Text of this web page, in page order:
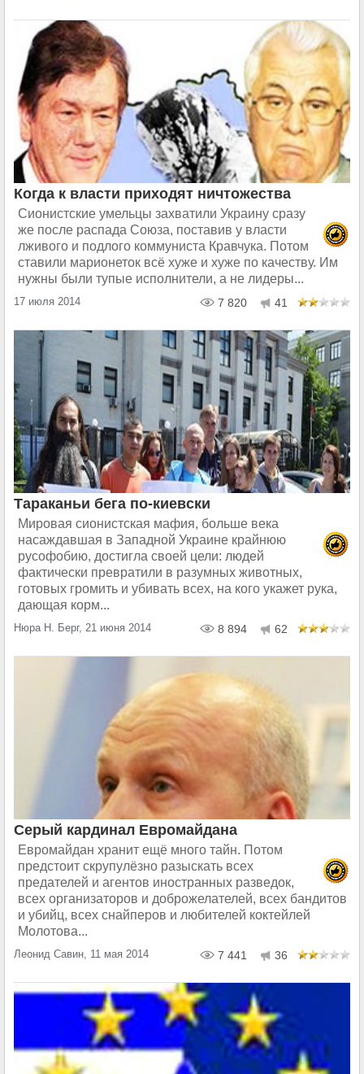
Когда к власти приходят ничтожества
Сионистские умельцы захватили Украину сразу
же после распада Союза, поставив у власти
лживого и подлого коммуниста Кравчука. Потом
ставили марионеток всё хуже и хуже по качеству. Им
нужны были тупые исполнители, а не лидеры...
17 июля 2014 7 820 41
Тараканьи бега по-киевски
Мировая сионистская мафия, больше века
насаждавшая в Западной Украине крайнюю
русофобию, достигла своей цели: людей
фактически превратили в разумных животных,
готовых громить и убивать всех, на кого укажет рука,
дающая корм...
Нюра Н. Берг, 21 июня 2014 8 894 62
Cерый кардинал Евромайдана
Евромайдан хранит ещё много тайн. Потом
предстоит скрупулёзно разыскать всех
предателей и агентов иностранных разведок,
всех организаторов и доброжелателей, всех бандитов
и убийц, всех снайперов и любителей коктейлей
Молотова...
Леонид Савин, 11 мая 2014 7 441 36